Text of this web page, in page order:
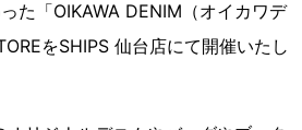
た「OIKAWA DENIM（オイカワデ
をSHIPS 仙台店にて開催いたし